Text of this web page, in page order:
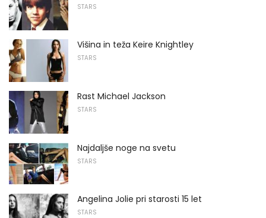
STARS
Višina in teža Keire Knightley
STARS
Rast Michael Jackson
STARS
Najdaljše noge na svetu
STARS
Angelina Jolie pri starosti 15 let
STARS